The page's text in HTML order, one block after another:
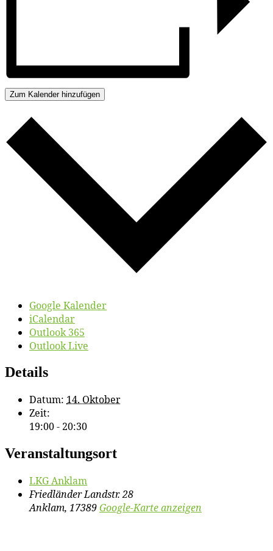
Zum Kalender hinzufügen
Google Kalender
iCalendar
Outlook 365
Outlook Live
Details
Datum: 14. Oktober
Zeit:
19:00 - 20:30
Veranstaltungsort
LKG An­klam
Friedländer Landstr. 28
Anklam, 17389Google-Karte anzeigen